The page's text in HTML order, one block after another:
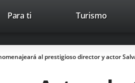
Trabaja
Para ti TurismoThis
open
in
al prestigioso director y actor